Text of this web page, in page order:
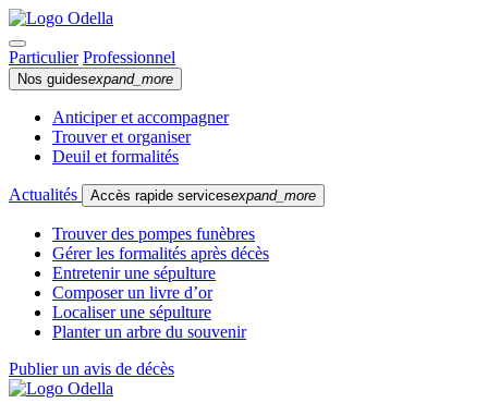
Particulier Professionnel
Nos guidesexpand_more
Anticiper et accompagner
Trouver et organiser
Deuil et formalités
Actualités Accès rapide servicesexpand_more
Trouver des pompes funèbres
Gérer les formalités après décès
Entretenir une sépulture
Composer un livre d’or
Localiser une sépulture
Planter un arbre du souvenir
Publier un avis de décès